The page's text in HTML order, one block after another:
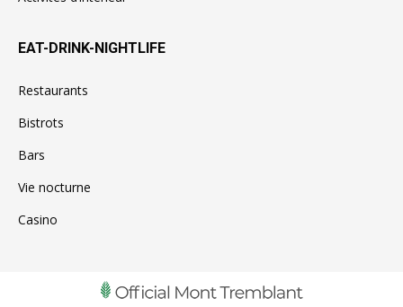
EAT-DRINK-NIGHTLIFE
Restaurants
Bistrots
Bars
Vie nocturne
Casino